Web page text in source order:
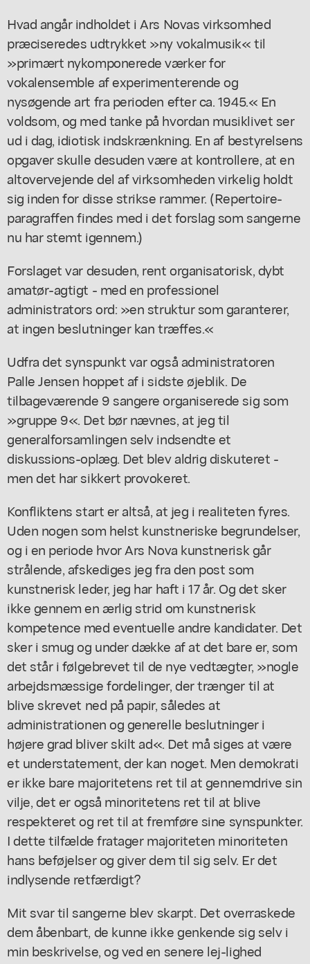
Hvad angår indholdet i Ars Novas virksomhed
præciseredes udtrykket »ny vokalmusik« til
»primært nykomponerede værker for
vokalensemble af experimenterende og
nysøgende art fra perioden efter ca. 1945.« En
voldsom, og med tanke på hvordan musiklivet ser
ud i dag, idiotisk indskrænkning. En af bestyrelsens
opgaver skulle desuden være at kontrollere, at en
altovervejende del af virksomheden virkelig holdt
sig inden for disse strikse rammer. (Repertoire-
paragraffen findes med i det forslag som sangerne
nu har stemt igennem.)
Forslaget var desuden, rent organisatorisk, dybt
amatør-agtigt - med en professionel
administrators ord: »en struktur som garanterer,
at ingen beslutninger kan træffes.«
Udfra det synspunkt var også administratoren
Palle Jensen hoppet af i sidste øjeblik. De
tilbageværende 9 sangere organiserede sig som
»gruppe 9«. Det bør nævnes, at jeg til
generalforsamlingen selv indsendte et
diskussions-oplæg. Det blev aldrig diskuteret -
men det har sikkert provokeret.
Konfliktens start er altså, at jeg i realiteten fyres.
Uden nogen som helst kunstneriske begrundelser,
og i en periode hvor Ars Nova kunstnerisk går
strålende, afskediges jeg fra den post som
kunstnerisk leder, jeg har haft i 17 år. Og det sker
ikke gennem en ærlig strid om kunstnerisk
kompetence med eventuelle andre kandidater. Det
sker i smug og under dække af at det bare er, som
det står i følgebrevet til de nye vedtægter, »nogle
arbejdsmæssige fordelinger, der trænger til at
blive skrevet ned på papir, således at
administrationen og generelle beslutninger i
højere grad bliver skilt ad«. Det må siges at være
et understatement, der kan noget. Men demokrati
er ikke bare majoritetens ret til at gennemdrive sin
vilje, det er også minoritetens ret til at blive
respekteret og ret til at fremføre sine synspunkter.
I dette tilfælde fratager majoriteten minoriteten
hans beføjelser og giver dem til sig selv. Er det
indlysende retfærdigt?
Mit svar til sangerne blev skarpt. Det overraskede
dem åbenbart, de kunne ikke genkende sig selv i
min beskrivelse, og ved en senere lej-lighed